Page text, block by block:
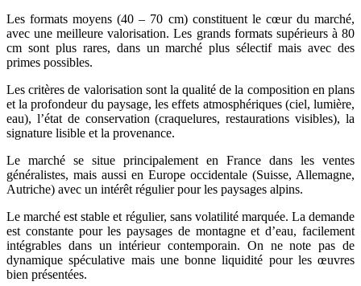
Les formats moyens (40 – 70 cm) constituent le cœur du marché,
avec une meilleure valorisation. Les grands formats supérieurs à 80
cm sont plus rares, dans un marché plus sélectif mais avec des
primes possibles.
Les critères de valorisation sont la qualité de la composition en plans
et la profondeur du paysage, les effets atmosphériques (ciel, lumière,
eau), l’état de conservation (craquelures, restaurations visibles), la
signature lisible et la provenance.
Le marché se situe principalement en France dans les ventes
généralistes, mais aussi en Europe occidentale (Suisse, Allemagne,
Autriche) avec un intérêt régulier pour les paysages alpins.
Le marché est stable et régulier, sans volatilité marquée. La demande
est constante pour les paysages de montagne et d’eau, facilement
intégrables dans un intérieur contemporain. On ne note pas de
dynamique spéculative mais une bonne liquidité pour les œuvres
bien présentées.